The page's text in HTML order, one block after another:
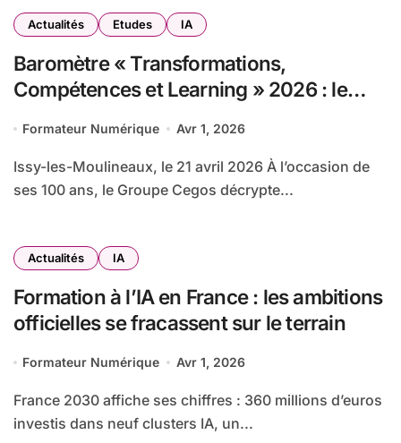
Actualités Etudes IA
Baromètre « Transformations,
Compétences et Learning » 2026 : le
transformations du travail et leurs
impacts sur la formation de demain
Formateur Numérique Avr 1, 2026
Issy-les-Moulineaux, le 21 avril 2026 À l’occasion de
ses 100 ans, le Groupe Cegos décrypte...
Actualités IA
Formation à l’IA en France : les ambitions
officielles se fracassent sur le terrain
Formateur Numérique Avr 1, 2026
France 2030 affiche ses chiffres : 360 millions d’euros
investis dans neuf clusters IA, un...